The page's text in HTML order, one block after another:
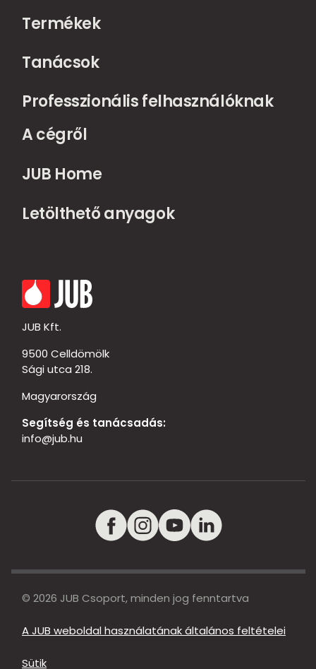
Termékek
Tanácsok
Professzionális felhasználóknak
A cégről
JUB Home
Letölthető anyagok
JUB Kft.
9500 Celldömölk
Sági utca 218.
Magyarország
Segítség és tanácsadás:
info@jub.hu
© 2026 JUB Csoport, minden jog fenntartva
A JUB weboldal használatának általános feltételei
Sütik